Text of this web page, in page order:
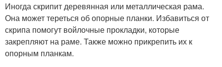
Иногда скрипит деревянная или металлическая рама.
Она может тереться об опорные планки. Избавиться от
скрипа помогут войлочные прокладки, которые
закрепляют на раме. Также можно прикрепить их к
опорным планкам.